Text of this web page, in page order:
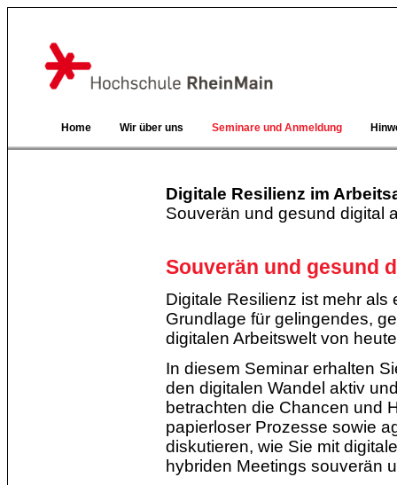
Home Wir über uns Seminare und Anmeldung
Digitale Resilienz im
Souverän und gesund digital
Souverän und gesund
Digitale Resilienz ist mehr
Grundlage für gelingendes,
digitalen Arbeitswelt von
In diesem Seminar erhalten
den digitalen Wandel aktiv
betrachten die Chancen und
papierloser Prozesse sowie
diskutieren, wie Sie mit
hybriden Meetings souverän